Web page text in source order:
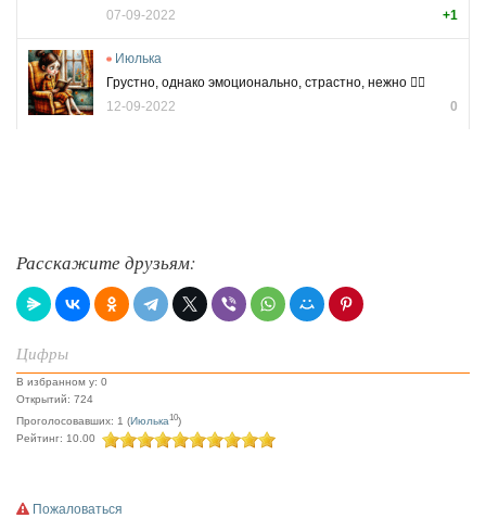
+1
07-09-2022
Июлька
Грустно, однако эмоционально, страстно, нежно 👍🏼
0
12-09-2022
Расскажите друзьям:
Цифры
В избранном у: 0
Открытий: 724
Проголосовавших: 1 (Июлька10)
Рейтинг: 10.00
Пожаловаться